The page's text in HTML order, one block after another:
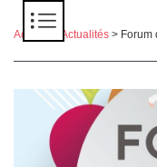
Accueil Actualités > Forum